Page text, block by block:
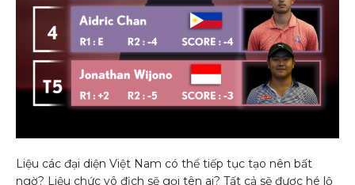
Liệu các đại diện Việt Nam có thể tiếp tục tạo nên bất
ngờ? Liệu chức vô địch sẽ gọi tên ai? Tất cả sẽ được hé lộ